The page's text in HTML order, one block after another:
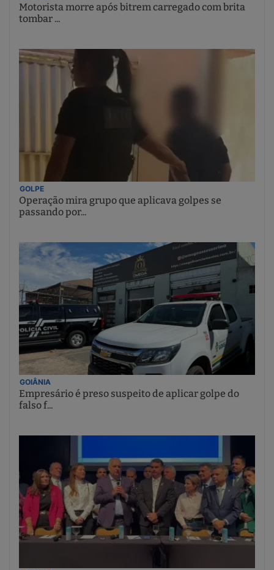
Motorista morre após bitrem carregado com brita
tombar ...
GOLPE
Operação mira grupo que aplicava golpes se
passando por...
GOIÂNIA
Empresário é preso suspeito de aplicar golpe do
falso f...